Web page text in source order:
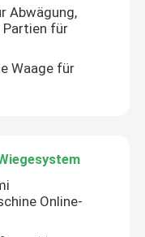
Abwägung,
Partien für
Waage für
Online-